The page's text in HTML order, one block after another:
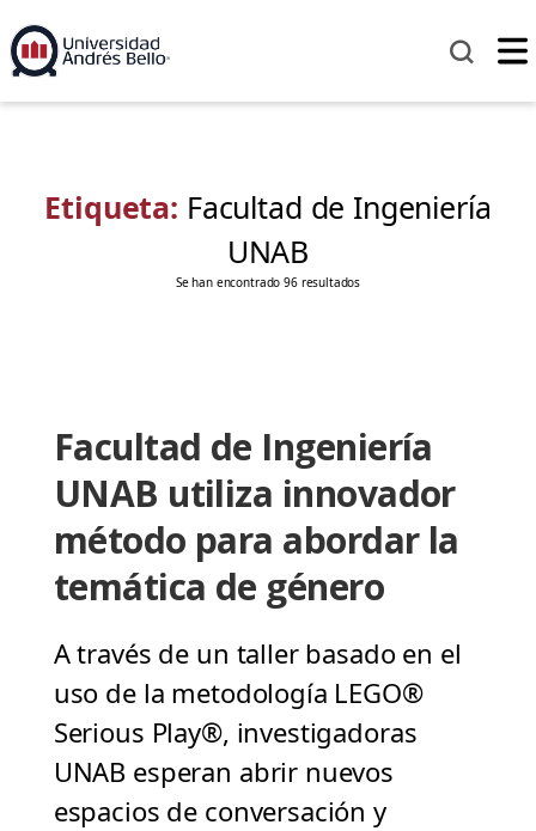
Etiqueta: Facultad de Ingeniería
UNAB
Se han encontrado 96 resultados
Facultad de Ingeniería
UNAB utiliza innovador
método para abordar la
temática de género
A través de un taller basado en el
uso de la metodología LEGO®
Serious Play®, investigadoras
UNAB esperan abrir nuevos
espacios de conversación y